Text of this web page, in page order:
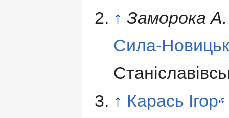
↑ Заморока А.
Сила-
↑ Карась Ігор